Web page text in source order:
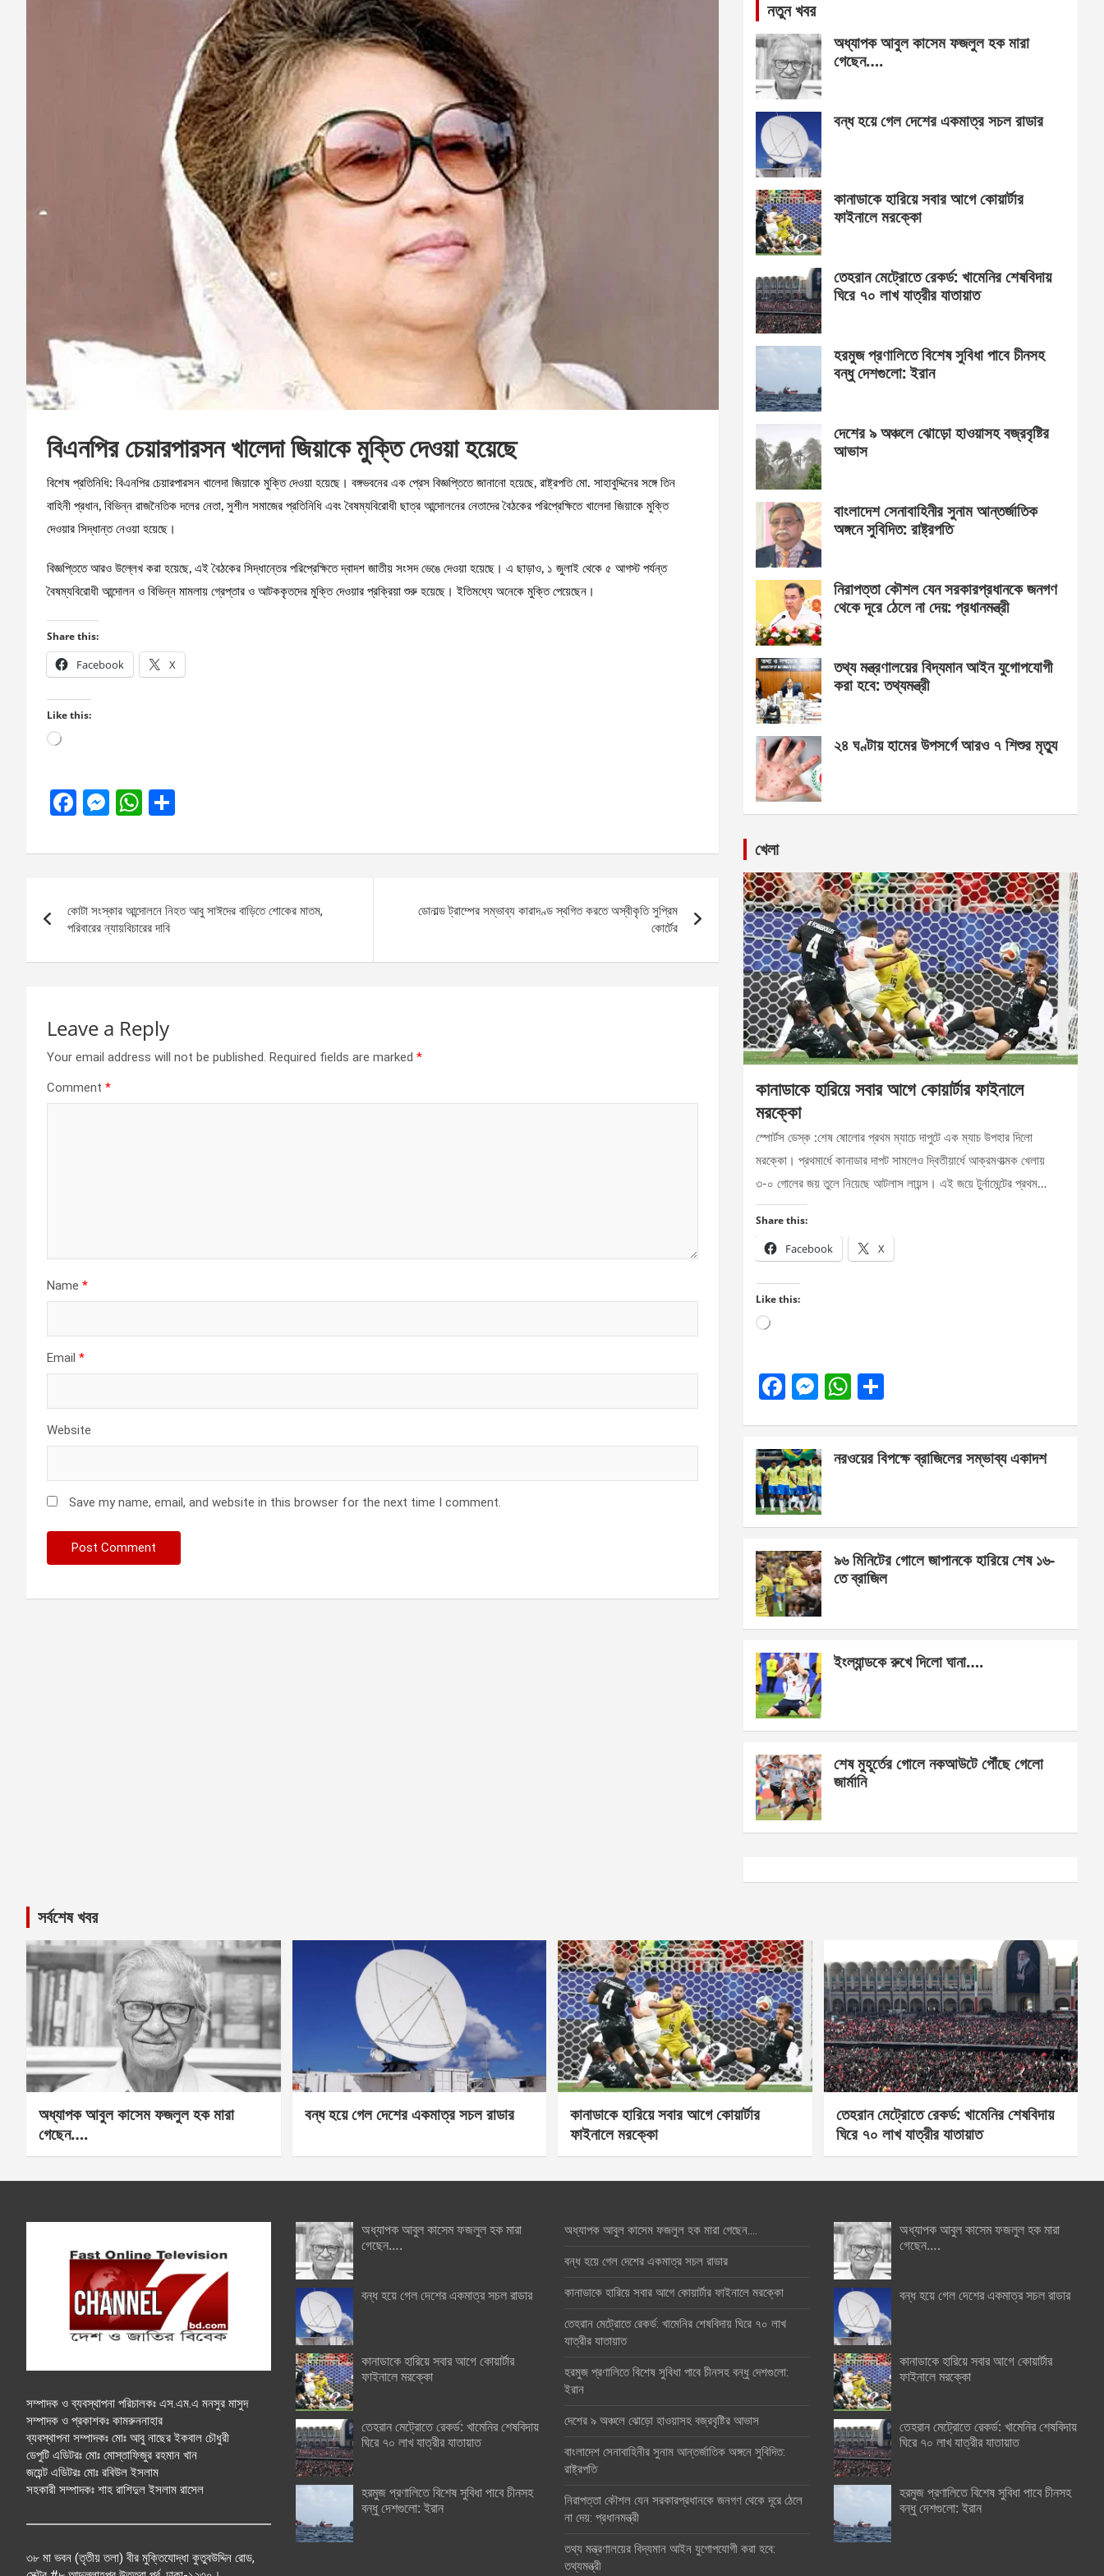
বিএনপির চেয়ারপারসন খালেদা জিয়াকে মুক্তি দেওয়া হয়েছে
বিশেষ প্রতিনিধি: বিএনপির চেয়ারপারসন খালেদা জিয়াকে মুক্তি দেওয়া হয়েছে। বঙ্গভবনের এক প্রেস বিজ্ঞপ্তিতে জানানো হয়েছে, রাষ্ট্রপতি মো. সাহাবুদ্দিনের সঙ্গে তিন
বাহিনী প্রধান, বিভিন্ন রাজনৈতিক দলের নেতা, সুশীল সমাজের প্রতিনিধি এবং বৈষম্যবিরোধী ছাত্র আন্দোলনের নেতাদের বৈঠকের পরিপ্রেক্ষিতে খালেদা জিয়াকে মুক্তি
দেওয়ার সিদ্ধান্ত নেওয়া হয়েছে।
বিজ্ঞপ্তিতে আরও উল্লেখ করা হয়েছে, এই বৈঠকের সিদ্ধান্তের পরিপ্রেক্ষিতে দ্বাদশ জাতীয় সংসদ ভেঙে দেওয়া হয়েছে। এ ছাড়াও, ১ জুলাই থেকে ৫ আগস্ট পর্যন্ত
বৈষম্যবিরোধী আন্দোলন ও বিভিন্ন মামলায় গ্রেপ্তার ও আটককৃতদের মুক্তি দেওয়ার প্রক্রিয়া শুরু হয়েছে। ইতিমধ্যে অনেকে মুক্তি পেয়েছেন।
Share this:
Facebook X
Like this:
Loading…
F
ce
o
o
k
M
se
g
er
W
at
A
p
p
ar
navigation
কোটা সংস্কার আন্দোলনে নিহত আবু সাঈদের বাড়িতে শোকের মাতম,
পরিবারের ন্যায়বিচারের দাবি
ডোনাল্ড ট্রাম্পের সম্ভাব্য কারাদণ্ড স্থগিত করতে অস্বীকৃতি সুপ্রিম
কোর্টের
Leave a Reply
Your email address will not be published. Required fields are marked *
Comment *
Name *
Email *
Website
Save my name, email, and website in this browser for the next time I comment.
নতুন খবর
অধ্যাপক আবুল কাসেম ফজলুল হক মারা
গেছেন….
বন্ধ হয়ে গেল দেশের একমাত্র সচল রাডার
কানাডাকে হারিয়ে সবার আগে কোয়ার্টার
ফাইনালে মরক্কো
তেহরান মেট্রোতে রেকর্ড: খামেনির শেষবিদায়
ঘিরে ৭০ লাখ যাত্রীর যাতায়াত
হরমুজ প্রণালিতে বিশেষ সুবিধা পাবে চীনসহ
বন্ধু দেশগুলো: ইরান
দেশের ৯ অঞ্চলে ঝোড়ো হাওয়াসহ বজ্রবৃষ্টির
আভাস
বাংলাদেশ সেনাবাহিনীর সুনাম আন্তর্জাতিক
অঙ্গনে সুবিদিত: রাষ্ট্রপতি
নিরাপত্তা কৌশল যেন সরকারপ্রধানকে জনগণ
থেকে দূরে ঠেলে না দেয়: প্রধানমন্ত্রী
তথ্য মন্ত্রণালয়ের বিদ্যমান আইন যুগোপযোগী
করা হবে: তথ্যমন্ত্রী
২৪ ঘণ্টায় হামের উপসর্গে আরও ৭ শিশুর মৃত্যু
খেলা
কানাডাকে হারিয়ে সবার আগে কোয়ার্টার ফাইনালে
মরক্কো
স্পোর্টস ডেস্ক :শেষ ষোলোর প্রথম ম্যাচে দাপুটে এক ম্যাচ উপহার দিলো
মরক্কো। প্রথমার্ধে কানাডার দাপট সামলেও দ্বিতীয়ার্ধে আক্রমণাত্মক খেলায়
৩-০ গোলের জয় তুলে নিয়েছে আটলাস লায়ন্স। এই জয়ে টুর্নামেন্টের প্রথম…
Share this:
Facebook X
Like this:
Loading…
F
b
o
o
k
M
n
g
er
W
s
e
নরওয়ের বিপক্ষে ব্রাজিলের সম্ভাব্য একাদশ
৯৬ মিনিটের গোলে জাপানকে হারিয়ে শেষ ১৬-
তে ব্রাজিল
ইংল্যান্ডকে রুখে দিলো ঘানা….
শেষ মুহূর্তের গোলে নকআউটে পৌঁছে গেলো
জার্মানি
সর্বশেষ খবর
অধ্যাপক আবুল কাসেম ফজলুল হক মারা
গেছেন….
বন্ধ হয়ে গেল দেশের একমাত্র সচল রাডার
কানাডাকে হারিয়ে সবার আগে কোয়ার্টার
ফাইনালে মরক্কো
তেহরান মেট্রোতে রেকর্ড: খামেনির শেষবিদায়
ঘিরে ৭০ লাখ যাত্রীর যাতায়াত
সম্পাদক ও ব্যবস্থাপনা পরিচালকঃ এস.এম.এ মনসুর মাসুদ
সম্পাদক ও প্রকাশকঃ কামরুননাহার
ব্যবস্থাপনা সম্পাদকঃ মোঃ আবু নাছের ইকবাল চৌধুরী
ডেপুটি এডিটরঃ মোঃ মোস্তাফিজুর রহমান খান
জয়েন্ট এডিটরঃ মোঃ রবিউল ইসলাম
সহকারী সম্পাদকঃ শাহ রাশিদুল ইসলাম রাসেল
৩৮ মা ভবন (তৃতীয় তলা) বীর মুক্তিযোদ্ধা কুতুবউদ্দিন রোড,
অধ্যাপক আবুল কাসেম ফজলুল হক মারা
গেছেন….
বন্ধ হয়ে গেল দেশের একমাত্র সচল রাডার
কানাডাকে হারিয়ে সবার আগে কোয়ার্টার
ফাইনালে মরক্কো
তেহরান মেট্রোতে রেকর্ড: খামেনির শেষবিদায়
ঘিরে ৭০ লাখ যাত্রীর যাতায়াত
হরমুজ প্রণালিতে বিশেষ সুবিধা পাবে চীনসহ
বন্ধু দেশগুলো: ইরান
অধ্যাপক আবুল কাসেম ফজলুল হক মারা গেছেন….
বন্ধ হয়ে গেল দেশের একমাত্র সচল রাডার
কানাডাকে হারিয়ে সবার আগে কোয়ার্টার ফাইনালে মরক্কো
তেহরান মেট্রোতে রেকর্ড: খামেনির শেষবিদায় ঘিরে ৭০ লাখ
যাত্রীর যাতায়াত
হরমুজ প্রণালিতে বিশেষ সুবিধা পাবে চীনসহ বন্ধু দেশগুলো:
ইরান
দেশের ৯ অঞ্চলে ঝোড়ো হাওয়াসহ বজ্রবৃষ্টির আভাস
বাংলাদেশ সেনাবাহিনীর সুনাম আন্তর্জাতিক অঙ্গনে সুবিদিত:
রাষ্ট্রপতি
নিরাপত্তা কৌশল যেন সরকারপ্রধানকে জনগণ থেকে দূরে ঠেলে
না দেয়: প্রধানমন্ত্রী
তথ্য মন্ত্রণালয়ের বিদ্যমান আইন যুগোপযোগী করা হবে:
তথ্যমন্ত্রী
অধ্যাপক আবুল কাসেম ফজলুল হক মারা
গেছেন….
বন্ধ হয়ে গেল দেশের একমাত্র সচল রাডার
কানাডাকে হারিয়ে সবার আগে কোয়ার্টার
ফাইনালে মরক্কো
তেহরান মেট্রোতে রেকর্ড: খামেনির শেষবিদায়
ঘিরে ৭০ লাখ যাত্রীর যাতায়াত
হরমুজ প্রণালিতে বিশেষ সুবিধা পাবে চীনসহ
বন্ধু দেশগুলো: ইরান